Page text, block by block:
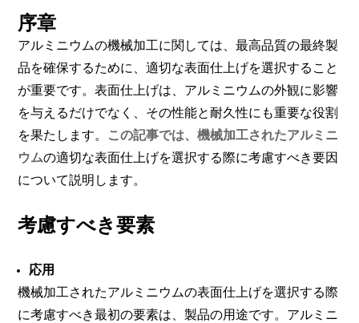
序章
アルミニウムの機械加工に関しては、最高品質の最終製
品を確保するために、適切な表面仕上げを選択すること
が重要です。表面仕上げは、アルミニウムの外観に影響
を与えるだけでなく、その性能と耐久性にも重要な役割
を果たします。 この記事では、機械加工されたアルミニ
ウムの適切な表面仕上げを選択する際に考慮すべき要因
について説明します。
考慮すべき要素
応用
機械加工されたアルミニウムの表面仕上げを選択する際
に考慮すべき最初の要素は、製品の用途です。アルミニ